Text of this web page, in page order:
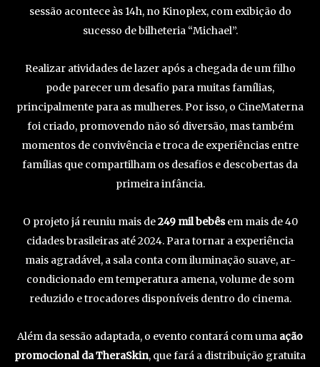
sessão acontece às 14h, no Kinoplex, com exibição do
sucesso de bilheteria “Michael”.
Realizar atividades de lazer após a chegada de um filho
pode parecer um desafio para muitas famílias,
principalmente para as mulheres. Por isso, o CineMaterna
foi criado, promovendo não só diversão, mas também
momentos de convivência e troca de experiências entre
famílias que compartilham os desafios e descobertas da
primeira infância.
O projeto já reuniu mais de249 mil bebêsem mais de 40
cidades brasileiras até 2024. Para tornar a experiência
mais agradável, a sala conta com iluminação suave, ar-
condicionado em temperatura amena, volume de som
reduzido e trocadores disponíveis dentro do cinema.
Além da sessão adaptada, o evento contará com uma ação
promocional da TheraSkin, que fará a distribuição gratuita